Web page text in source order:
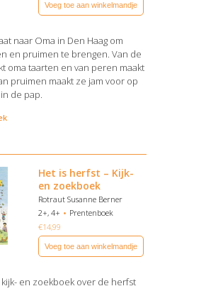
Voeg toe aan winkelmandje
naar Oma in Den Haag om
en pruimen te brengen. Van de
oma taarten en van peren maakt
pruimen maakt ze jam voor op
de pap.
Het is herfst – Kijk-
en zoekboek
Rotraut Susanne Berner
2+, 4+
Prentenboek
€14,99
Voeg toe aan winkelmandje
kijk- en zoekboek over de herfst